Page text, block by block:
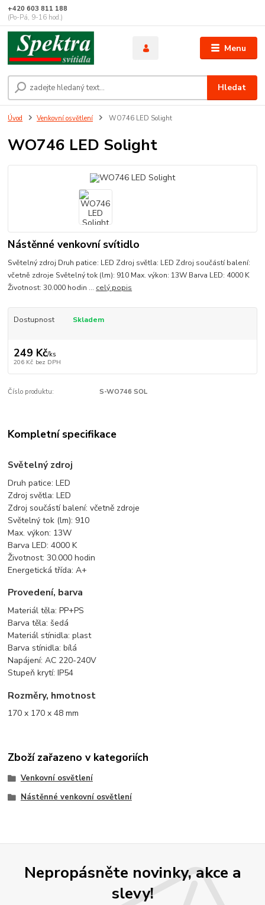
Menu
Hledat
+420 603 811 188
(Po-Pá, 9-16 hod.)
Úvod Venkovní osvětlení WO746 LED Solight
WO746 LED Solight
Nástěnné venkovní svítidlo
Světelný zdroj Druh patice: LED Zdroj světla: LED Zdroj součástí balení:
včetně zdroje Světelný tok (lm): 910 Max. výkon: 13W Barva LED: 4000 K
Životnost: 30.000 hodin ... celý popis
Dostupnost Skladem
249 Kč/ks
206 Kč bez DPH
Číslo produktu: S-WO746 SOL
Kompletní specifikace
Světelný zdroj
Druh patice: LED
Zdroj světla: LED
Zdroj součástí balení: včetně zdroje
Světelný tok (lm): 910
Max. výkon: 13W
Barva LED: 4000 K
Životnost: 30.000 hodin
Energetická třída: A+
Provedení, barva
Materiál těla: PP+PS
Barva těla: šedá
Materiál stínidla: plast
Barva stínidla: bílá
Napájení: AC 220-240V
Stupeň krytí: IP54
Rozměry, hmotnost
170 x 170 x 48 mm
Zboží zařazeno v kategoriích
Venkovní osvětlení
Nástěnné venkovní osvětlení
Nepropásněte novinky, akce a
slevy!